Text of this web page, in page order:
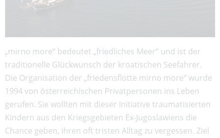
„mirno more“ bedeutet „friedliches Meer“ und ist der
traditionelle Glückwunsch der kroatischen Seefahrer.
Die Organisation der „friedensflotte mirno more“ wurde
1994 von österreichischen Privatpersonen ins Leben
gerufen. Sie wollten mit dieser Initiative traumatisierten
Kindern aus den Kriegsgebieten Ex-Jugoslawiens die
Chance geben, ihren oft tristen Alltag zu vergessen. Ziel